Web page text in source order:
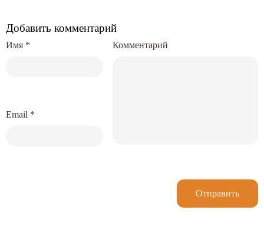
Добавить комментарий
Комментарий
Имя *
Email *
Отправить